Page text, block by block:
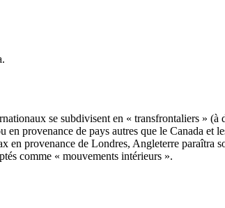
se subdivisent en « transfrontaliers »
provenance de pays autres que le Canada et
en provenance de Londres, Angleterre paraîtra
comme « mouvements intérieurs ».